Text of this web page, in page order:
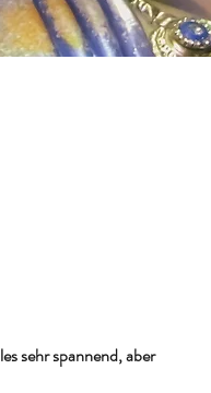
sehr spannend, aber